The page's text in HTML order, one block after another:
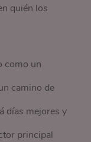
quién los
como un
camino de
días mejores y
principal